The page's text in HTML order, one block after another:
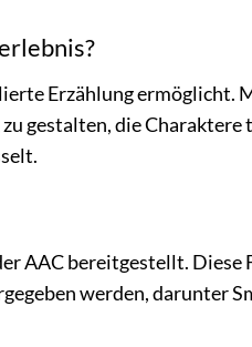
Erzählung ermöglicht.
gestalten, die
AAC bereitgestellt. Diese
werden, darunter